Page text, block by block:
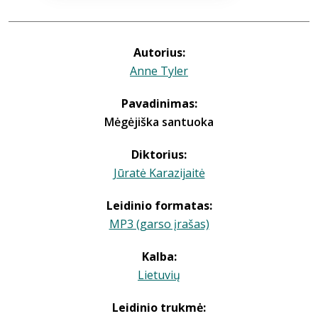
Autorius:
Anne Tyler
Pavadinimas:
Mėgėjiška santuoka
Diktorius:
Jūratė Karazijaitė
Leidinio formatas:
MP3 (garso įrašas)
Kalba:
Lietuvių
Leidinio trukmė: